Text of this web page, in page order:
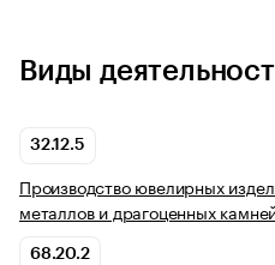
Виды
32.12.5
Производство ювелирных
металлов и драгоценных
68.20.2